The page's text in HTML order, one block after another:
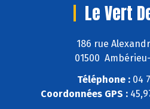
Le Vert
186 rue
01500
Téléphone :04
Coordonnées GPS :